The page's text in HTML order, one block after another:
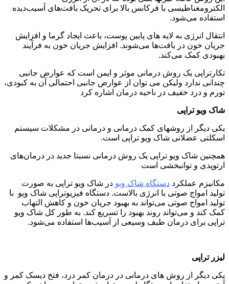
الکترومغناطیسی با فرکانس بالا برای تحریک بافت‌های آسیب‌دیده
استفاده می‌شود.
انتقال انرژی به لایه های پایین پوست، باعث ایجاد گرما و افزایش
جریان خون در بافت‌ها می‌شوند. افزایش جریان خون به فرآیند
بهبودی کمک می‌کند.
تکارتراپی یک روش درمانی موثر و ایمن است که عوارض جانبی
چندانی ندارد ولیکن می توان از عوارض جانبی احتمالی آن به کبودی،
تورم و درد خفیف در ناحیه درمان اشاره کرد
شاک ویو تراپی
یکی دیگر از روشهای کمک درمانی و درمانی در مشکلات سیستم
اسکلتی عضلانی شاک ویو تراپی است.
همچنین شاک ویو تراپی یک روش درمانی نسبتا جدید در درمان‌های
ارتوپدی و توانبخشی است
مکانیزم عملکرد دستگاه شاک ویو در شاک ویو تراپی به صورت
تولید امواج صوتی با انرژی بالاست. دستگاه فیزیوتراپی شاک ویو با
تولید امواج صوتی می‌تواند به بهبود جریان خون و کاهش التهاب
کمک کند و می‌تواند روند بهبود را تسریع کند. به طور کل شاک ویو
تراپی برای درمان طیف وسیعی از آسیب‌ها استفاده می‌شود.
لیزر تراپی
یکی دیگر از روش های درمانی در درمان کمر درد، فتخ دیسک کمر و